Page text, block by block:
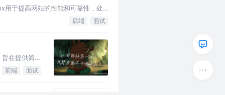
用于提高网站的性能和可靠性，处
后端 面试
在提供简洁
前端 面试